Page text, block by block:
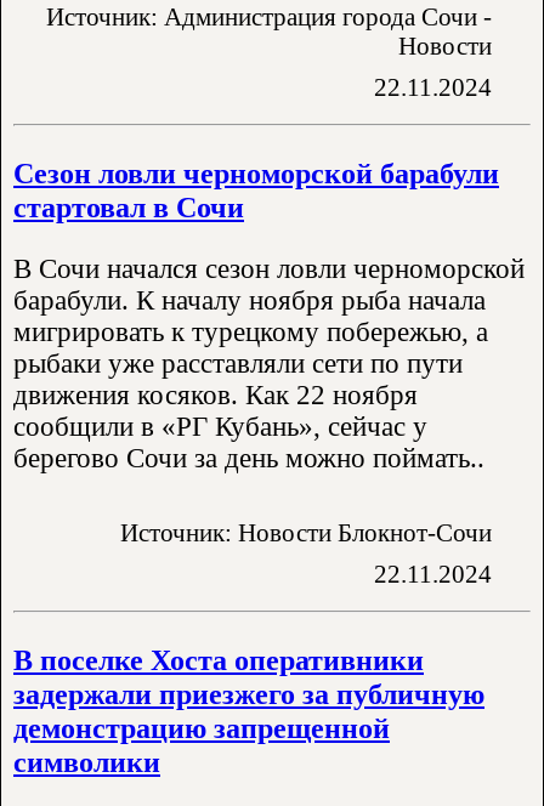
Источник: Администрация города Сочи -
Новости
22.11.2024
Сезон ловли черноморской барабули
стартовал в Сочи
В Сочи начался сезон ловли черноморской
барабули. К началу ноября рыба начала
мигрировать к турецкому побережью, а
рыбаки уже расставляли сети по пути
движения косяков. Как 22 ноября
сообщили в «РГ Кубань», сейчас у
берегово Сочи за день можно поймать..
Источник: Новости Блокнот-Сочи
22.11.2024
В поселке Хоста оперативники
задержали приезжего за публичную
демонстрацию запрещенной
символики